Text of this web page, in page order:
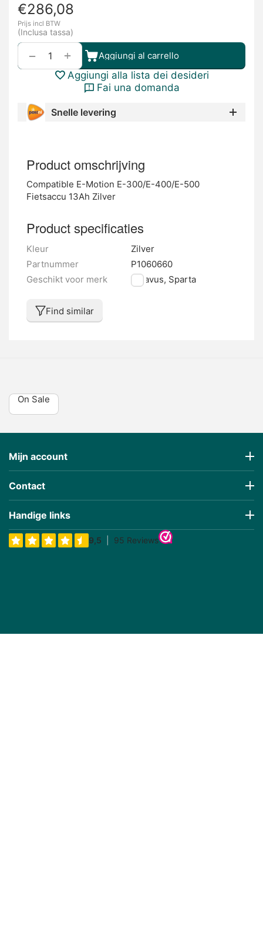
€286,08
Prijs incl BTW
(Inclusa tassa)
+
− Aggiungi al carrello
Aggiungi alla lista dei desideri
Fai una domanda
Snelle levering
Product omschrijving
Compatible E-Motion E-300/E-400/E-500
Fietsaccu 13Ah Zilver
Product specificaties
Kleur
Zilver
Partnummer
P1060660
Geschikt voor merk
Batavus, Sparta
Find similar
On Sale
Mijn account
Contact
Handige links